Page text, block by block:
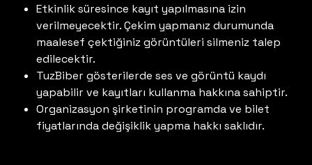
Etkinlik süresince kayıt yapılmasına izin
verilmeyecektir. Çekim yapmanız durumunda
maalesef çektiğiniz görüntüleri silmeniz talep
edilecektir.
TuzBiber gösterilerde ses ve görüntü kaydı
yapabilir ve kayıtları kullanma hakkına sahiptir.
Organizasyon şirketinin programda ve bilet
fiyatlarında değişiklik yapma hakkı saklıdır.